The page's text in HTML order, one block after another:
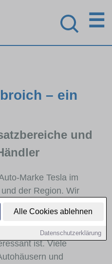
Alle Cookies ablehnen
Datenschutzerklärung
☰
– ein
und
Marke Tesla im
der Region. Wir
Tesla stark
häufig im Stadt-
sind und für welche
ist. Viele
und